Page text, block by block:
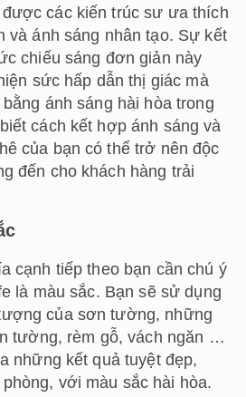
các kiến ​​trúc sư ưa thích
và ánh sáng nhân tạo. Sự kết
chiếu sáng đơn giản này
sức hấp dẫn thị giác mà
ánh sáng hài hòa trong
cách kết hợp ánh sáng và
của bạn có thể trở nên độc
đến cho khách hàng trải
cạnh tiếp theo bạn cần chú ý
là màu sắc. Bạn sẽ sử dụng
của sơn tường, những
tường, rèm gỗ, vách ngăn …
những kết quả tuyệt đẹp,
với màu sắc hài hòa.